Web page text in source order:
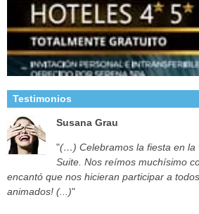
Testimonios
Susana Grau
"(…) Celebramos la fiesta en la
Suite. Nos reímos muchísimo
encantó que nos hicieran participar a
animados! (...)"